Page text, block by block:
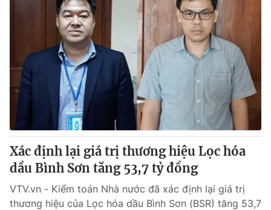
Xác định lại giá trị thương hiệu Lọc hóa
dầu Bình Sơn tăng 53,7 tỷ đồng
VTV.vn - Kiểm toán Nhà nước đã xác định lại giá trị
thương hiệu của Lọc hóa dầu Bình Sơn (BSR) tăng 53,7